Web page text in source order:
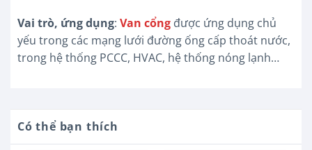
Vai trò, ứng dụng: Van cổng được ứng dụng chủ
yếu trong các mạng lưới đường ống cấp thoát nước,
trong hệ thống PCCC, HVAC, hệ thống nóng lạnh…
Có thể bạn thích